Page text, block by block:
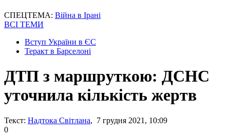
СПЕЦТЕМА: Війна в Ірані
ВСІ ТЕМИ
Вступ України в ЄС
Теракт в Барселоні
ДТП з маршруткою: ДСНС
уточнила кількість жертв
Текст: Надтока Світлана, 7 грудня 2021, 10:09
0